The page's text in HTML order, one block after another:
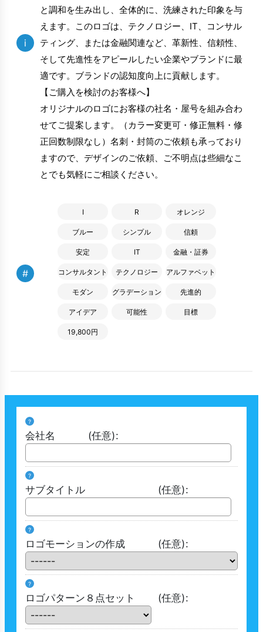
i
と調和を生み出し、全体的に、洗練された印象を与
えます。このロゴは、テクノロジー、IT、コンサル
ティング、または金融関連など、革新性、信頼性、
そして先進性をアピールしたい企業やブランドに最
適です。ブランドの認知度向上に貢献します。
【ご購入を検討のお客様へ】
オリジナルのロゴにお客様の社名・屋号を組み合わ
せてご提案します。（カラー変更可・修正無料・修
正回数制限なし）名刺・封筒のご依頼も承っており
ますので、デザインのご依頼、ご不明点は些細なこ
とでも気軽にご相談ください。
#
I R オレンジ
ブルー シンプル 信頼
安定 IT 金融・証券
コンサルタント テクノロジー アルファベット
モダン グラデーション 先進的
アイデア 可能性 目標
19,800円
?
会社名 (任意):
?
サブタイトル (任意):
?
ロゴモーションの作成 (任意):
?
ロゴパターン８点セット (任意):